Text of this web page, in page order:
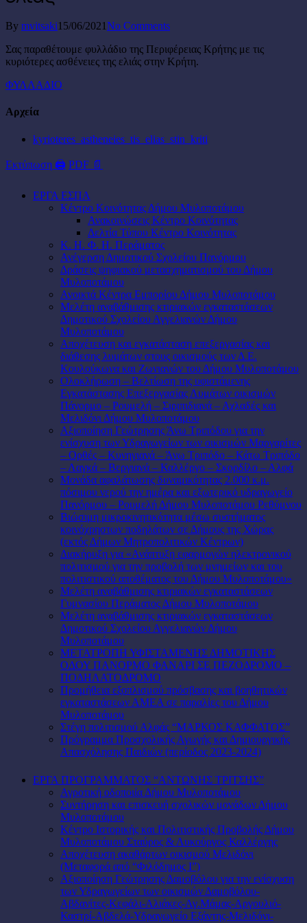
By mvitsaki15/06/2021No Comments
Σας παραθέτουμε φυλλάδιο της Περιφέρειας Κρήτης με τις
κυριότερες ασθένειες της ελιάς στην Κρήτη.
ΦΥΛΛΑΔΙΟ
Αρχεία
kyrioteres_astheneies_tis_elias_stin_kriti
Εκτύπωση 🖨 PDF 📄
ΕΡΓΑ ΕΣΠΑ
Κέντρο Κοινότητας Δήμου Μυλοποτάμου
Ανακοινώσεις Κέντρο Κοινότητας
Δελτία Τύπου Κέντρο Κοινότητας
Κ. Η. Φ. Η. Περάματος
Ανέγερση Δημοτικού Σχολείου Πανόρμου
Δράσεις ψηφιακού μετασχηματισμού του Δήμου
Μυλοποτάμου
Ανοικτά Κέντρα Εμπορίου Δήμου Μυλοποτάμου
Μελέτη αναβάθμισης κτιριακών εγκαταστάσεων
Δημοτικού Σχολείου Αγγελιανών Δήμου
Μυλοποτάμου
Αποχέτευση και εγκατάσταση επεξεργασίας και
διάθεσης λυμάτων στους οικισμούς των Δ.Ε.
Κουλούκωνα και Ζωνιανών του Δήμου Μυλοποτάμου
Ολοκλήρωση – Βελτίωση της υφιστάμενης
Εγκατάστασης Επεξεργασίας Λυμάτων οικισμών
Πάνορμο – Ρουμελή – Σιριπιδιανά – Αχλαδές και
Μελιδόνι Δήμου Μυλοποτάμου
Αξιοποίηση Γεώτρησης Άνω Τριπόδου για την
ενίσχυση των Υδραγωγείων των οικισμών Μαργαρίτες
– Ορθές – Κυνηγιανά – Άνω Τριπόδο – Κάτω Τριπόδο
– Λαγκά – Βεργιανά – Καλλέργο – Σκορδίλο – Αλφά
Μονάδα αφαλάτωσης δυναμικότητας 2.000 κ.μ.
πόσιμου νερού την ημέρα και εξωτερικό υδραγωγείο
Πανόρμου – Ρουμελή Δήμου Μυλοποτάμου Ρεθύμνου
Βιώσιμη μικροκινητικότητα μέσω συστήματος
κοινόχρηστων ποδηλάτων σε Δήμους της Χώρας
(εκτός Δήμων Μητροπολιτικών Κέντρων)
Διακήρυξη για «Ανάπτυξη εφαρμογών ηλεκτρονικού
πολιτισμού για την προβολή των μνημείων και του
πολιτιστικού αποθέματος του Δήμου Μυλοποτάμου»
Μελέτη αναβάθμισης κτιριακών εγκαταστάσεων
Γυμνασίου Περάματος Δήμου Μυλοποτάμου
Μελέτη αναβάθμισης κτιριακών εγκαταστάσεων
Δημοτικού Σχολείου Αγγελιανών Δήμου
Μυλοποτάμου
ΜΕΤΑΤΡΟΠΗ ΥΦΙΣΤΑΜΕΝΗΣ ΔΗΜΟΤΙΚΗΣ
ΟΔΟΥ ΠΑΝΟΡΜΟ ΦΑΝΑΡΙ ΣΕ ΠΕΖΟΔΡΟΜΟ –
ΠΟΔΗΛΑΤΟΔΡΟΜΟ
Προμήθεια εξοπλισμού πρόσβασης και βοηθητικών
εγκαταστάσεων ΑΜΕΑ σε παραλίες του Δήμου
Μυλοποτάμου
Στέγη πολιτισμού Αλφάς “ΜΑΡΚΟΣ ΚΑΦΦΑΤΟΣ”
Πρόγραμμα Προσχολικής Αγωγής και Δημιουργικής
Απασχόλησης Παιδιών (περίοδος 2023-2024)
ΕΡΓΑ ΠΡΟΓΡΑΜΜΑΤΟΣ “ΑΝΤΩΝΗΣ ΤΡΙΤΣΗΣ”
Αγροτική οδοποιία Δήμου Μυλοποτάμου
Συντήρηση και επισκευή σχολικών μονάδων Δήμου
Μυλοποτάμου
Κέντρο Ιστορικής και Πολιτιστικής Προβολής Δήμου
Μυλοποτάμου Σταύρος & Λυκούργος Καλλέργης
Αποχέτευση ακαθάρτων οικισμού Μελιδόνι
(Μεταφορά από “Φιλόδημος Ι”)
Αξιοποίηση Γεώτρησης Δαμοβόλου για την ενίσχυση
των Υδραγωγείων των οικισμών Δαμοβόλου-
Αβδανίτες-Κεφάλι-Αλιάκες-Αγ.Μάμας-Αργουλιό-
Καστρί-Αβδελά-Υδραγωγείο Εξάντης-Μελιδόνι-